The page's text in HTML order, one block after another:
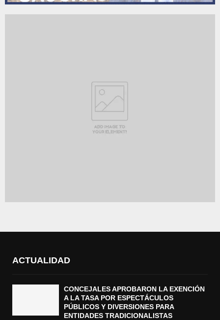
ACTUALIDAD
CONCEJALES APROBARON LA EXENCIÓN
A LA TASA POR ESPECTÁCULOS
PÚBLICOS Y DIVERSIONES PARA
ENTIDADES TRADICIONALISTAS